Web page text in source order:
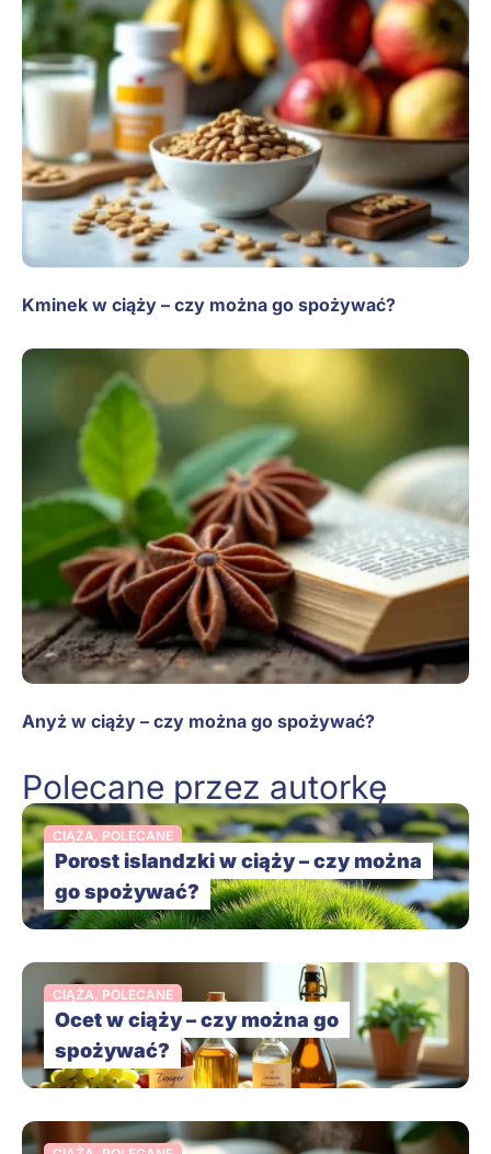
Kminek w ciąży – czy można go spożywać?
Anyż w ciąży – czy można go spożywać?
Polecane przez autorkę
CIĄŻA, POLECANE
Porost islandzki w ciąży – czy można
go spożywać?
CIĄŻA, POLECANE
Ocet w ciąży – czy można go
spożywać?